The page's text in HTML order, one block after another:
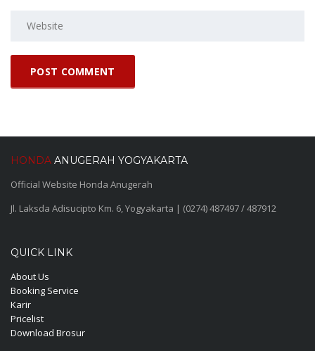
HONDA ANUGERAH YOGYAKARTA
Official Website Honda Anugerah
Jl. Laksda Adisucipto Km. 6, Yogyakarta | (0274) 487497 / 487912
QUICK LINK
About Us
Booking Service
Karir
Pricelist
Download Brosur